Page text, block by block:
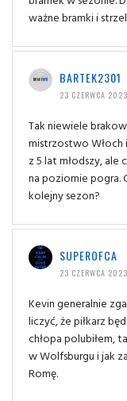
ważne bramki i
BARTEK2301
23 CZERWCA
Tak niewiele
mistrzostwo Włoch
z 5 lat młodszy, ale
na poziomie pogra.
kolejny sezon?
SUPEROFCA
23 CZERWCA
Kevin generalnie
liczyć, że piłkarz
chłopa polubiłem,
w Wolfsburgu i jak
Romę.